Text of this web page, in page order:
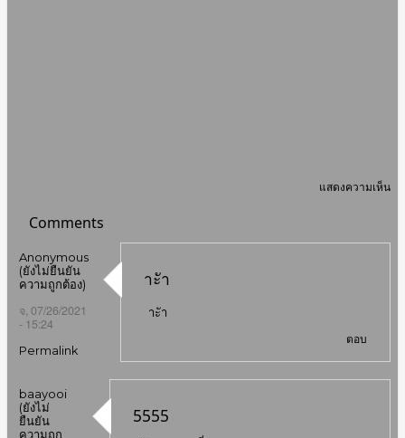
แสดงความเห็น
Comments
Anonymous
(ยังไม่ยืนยัน
ความถูกต้อง)
จ, 07/26/2021
- 15:24
Permalink
าะัา
าะัา
ตอบ
baayooi
(ยังไม่
ยืนยัน
ความถูก
5555